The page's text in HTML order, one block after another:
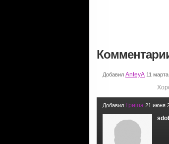
Добавил AnteyA 11
Добавил Гриша 21 июня